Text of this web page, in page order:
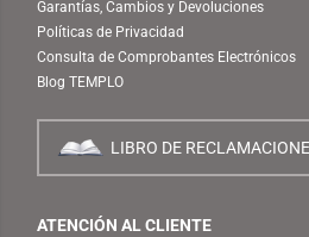
Garantías, Cambios y Devoluciones
Políticas de Privacidad
Consulta de Comprobantes Electrónicos
Blog TEMPLO
LIBRO DE
ATENCIÓN AL CLIENTE